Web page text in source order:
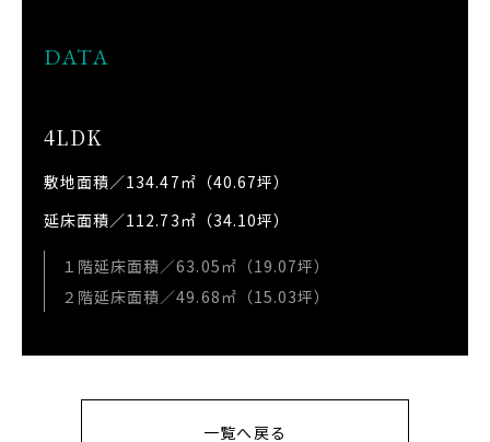
DATA
4LDK
敷地面積／134.47㎡（40.67坪）
延床面積／112.73㎡（34.10坪）
１階延床面積／63.05㎡（19.07坪）
２階延床面積／49.68㎡（15.03坪）
一覧へ戻る